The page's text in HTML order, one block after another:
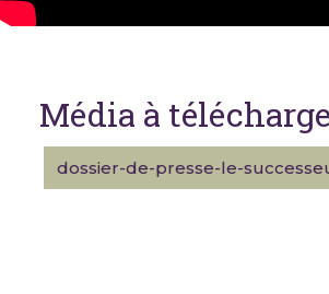
Média à
dossier-de-presse-le-